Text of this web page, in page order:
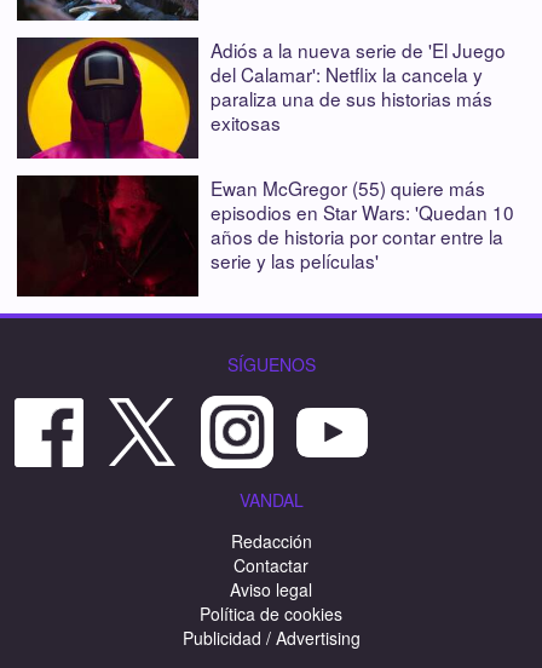
Adiós a la nueva serie de 'El Juego
del Calamar': Netflix la cancela y
paraliza una de sus historias más
exitosas
Ewan McGregor (55) quiere más
episodios en Star Wars: 'Quedan 10
años de historia por contar entre la
serie y las películas'
SÍGUENOS
VANDAL
Redacción
Contactar
Aviso legal
Política de cookies
Publicidad / Advertising